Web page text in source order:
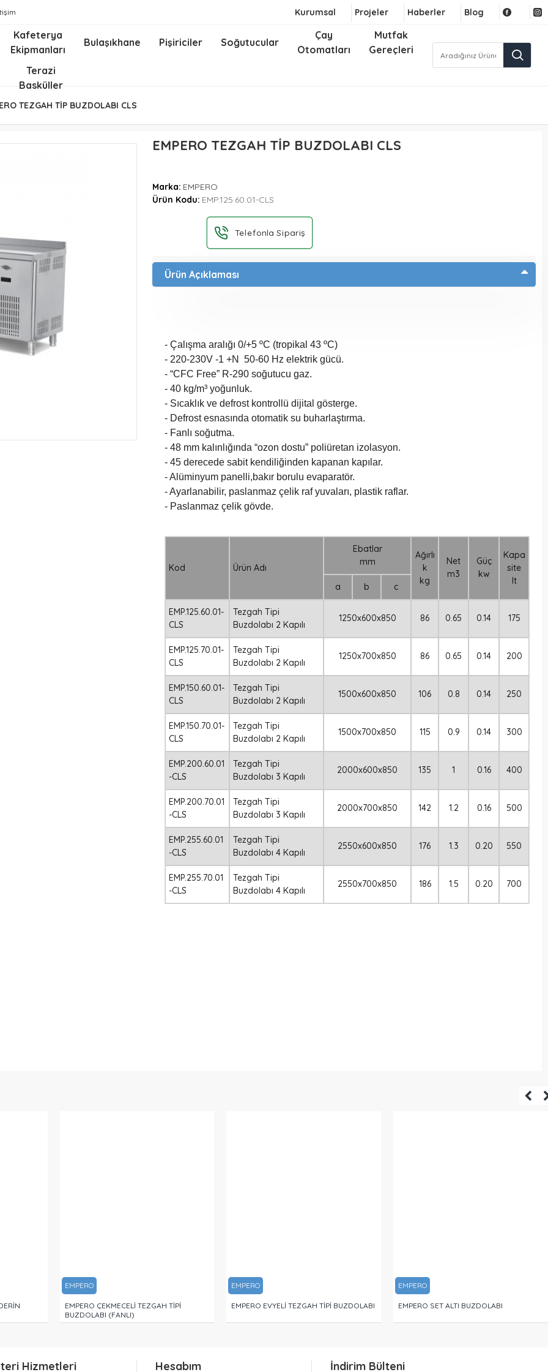
Kurumsal Projeler Haberler Blog
Kafeterya
Ekipmanları
Bulaşıkhane Pişiriciler Soğutucular
Çay
Otomatları
Mutfak
Gereçleri
Terazi
Basküller
TEZGAH TİP BUZDOLABI CLS
EMPERO TEZGAH TİP BUZDOLABI CLS
Marka: EMPERO
Ürün Kodu: EMP.125.60.01-CLS
Telefonla Sipariş
Ürün Açıklaması
- Çalışma aralığı 0/+5 ºC (tropikal 43 ºC)
- 220-230V -1 +N 50-60 Hz elektrik gücü.
- “CFC Free” R-290 soğutucu gaz.
- 40 kg/m³ yoğunluk.
- Sıcaklık ve defrost kontrollü dijital gösterge.
- Defrost esnasında otomatik su buharlaştırma.
- Fanlı soğutma.
- 48 mm kalınlığında “ozon dostu” poliüretan izolasyon.
- 45 derecede sabit kendiliğinden kapanan kapılar.
- Alüminyum panelli,bakır borulu evaparatör.
- Ayarlanabilir, paslanmaz çelik raf yuvaları, plastik raflar.
- Paslanmaz çelik gövde.
Kod Ürün Adı
Ebatlar
mm
Ağırlı
k
kg
Net
m3
Güç
kw
Kapa
site
lt
a b c
EMP.125.60.01-
CLS
Tezgah Tipi
Buzdolabı 2 Kapılı
1250x600x850 86 0.65 0.14 175
EMP.125.70.01-
CLS
Tezgah Tipi
Buzdolabı 2 Kapılı
1250x700x850 86 0.65 0.14 200
EMP.150.60.01-
CLS
Tezgah Tipi
Buzdolabı 2 Kapılı
1500x600x850 106 0.8 0.14 250
EMP.150.70.01-
CLS
Tezgah Tipi
Buzdolabı 2 Kapılı
1500x700x850 115 0.9 0.14 300
EMP.200.60.01
-CLS
Tezgah Tipi
Buzdolabı 3 Kapılı
2000x600x850 135 1 0.16 400
EMP.200.70.01
-CLS
Tezgah Tipi
Buzdolabı 3 Kapılı
2000x700x850 142 1.2 0.16 500
EMP.255.60.01
-CLS
Tezgah Tipi
Buzdolabı 4 Kapılı
2550x600x850 176 1.3 0.20 550
EMP.255.70.01
-CLS
Tezgah Tipi
Buzdolabı 4 Kapılı
2550x700x850 186 1.5 0.20 700
EMPERO
EMPERO ÇEKMECELİ TEZGAH TİPİ
BUZDOLABI (FANLI)
EMPERO
EMPERO EVYELİ TEZGAH TİPİ BUZDOLABI
EMPERO
EMPERO SET ALTI BUZDOLABI
Hizmetleri Hesabım İndirim Bülteni